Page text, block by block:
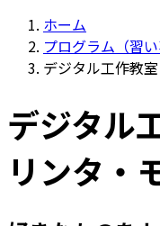
ホーム
プログラム（習い
デジタル工作教室
デジタル
リンタ・